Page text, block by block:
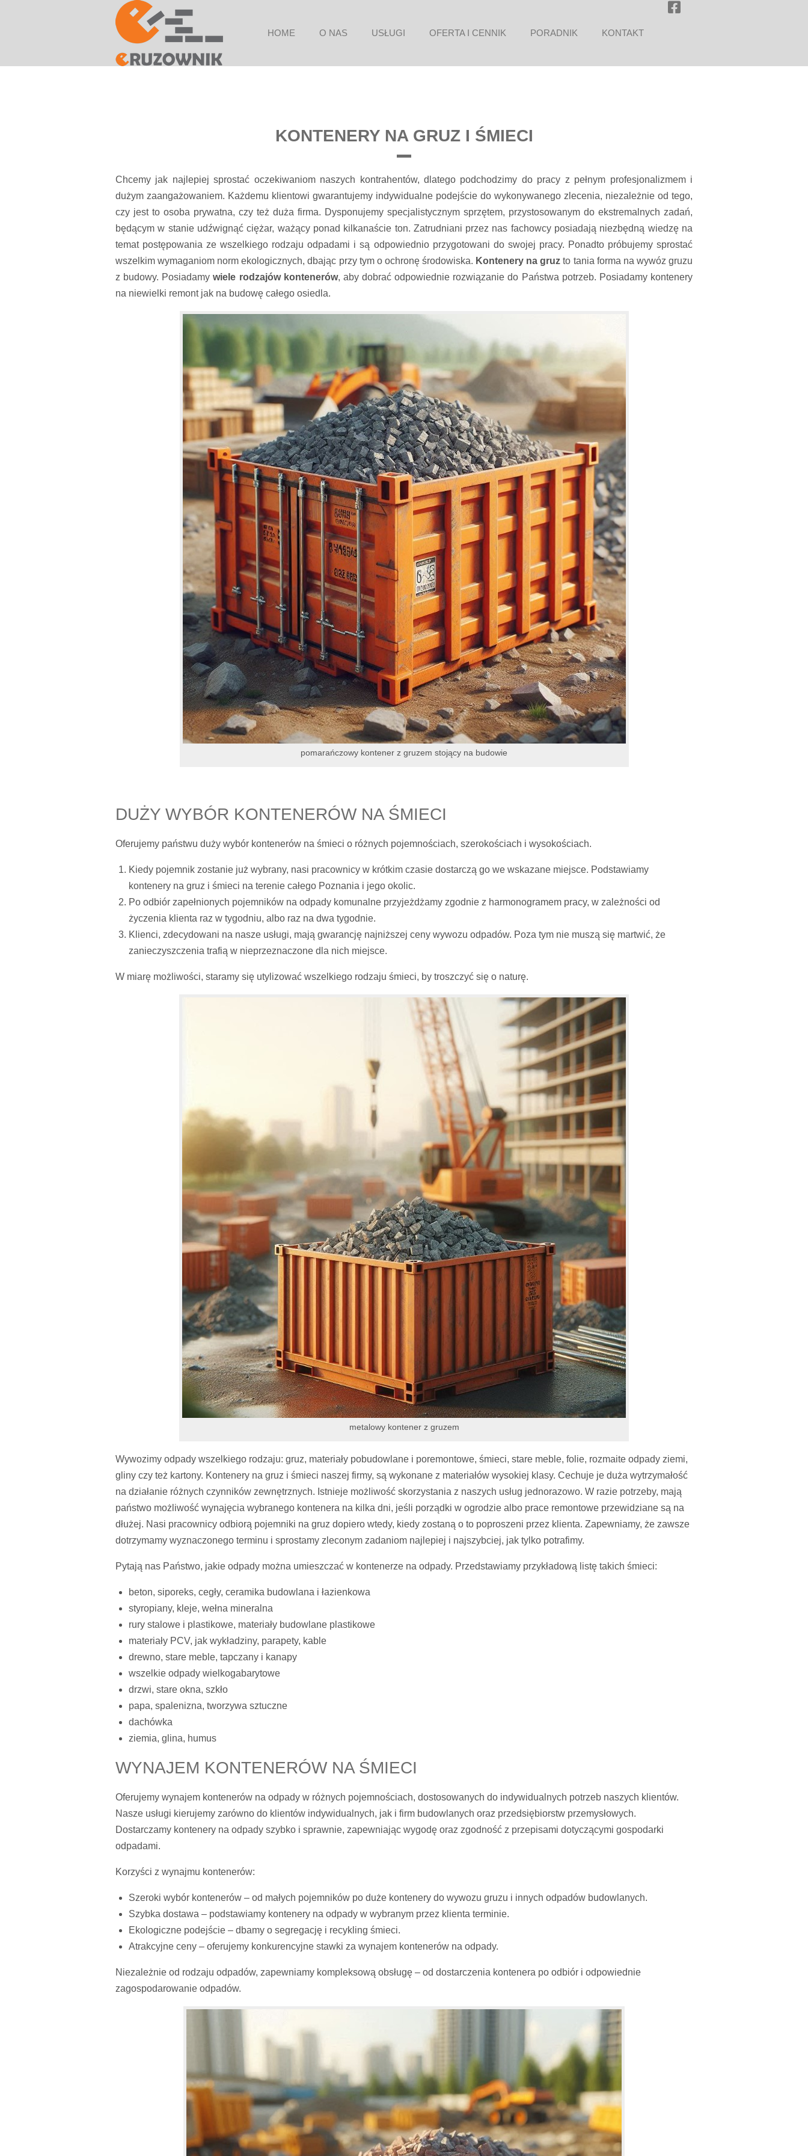
HOME O NAS USŁUGI OFERTA I CENNIK PORADNIK KONTAKT
KONTENERY NA GRUZ I ŚMIECI
Chcemy jak najlepiej sprostać oczekiwaniom naszych kontrahentów, dlatego podchodzimy do pracy z pełnym profesjonalizmem i
dużym zaangażowaniem. Każdemu klientowi gwarantujemy indywidualne podejście do wykonywanego zlecenia, niezależnie od tego,
czy jest to osoba prywatna, czy też duża firma. Dysponujemy specjalistycznym sprzętem, przystosowanym do ekstremalnych zadań,
będącym w stanie udźwignąć ciężar, ważący ponad kilkanaście ton. Zatrudniani przez nas fachowcy posiadają niezbędną wiedzę na
temat postępowania ze wszelkiego rodzaju odpadami i są odpowiednio przygotowani do swojej pracy. Ponadto próbujemy sprostać
wszelkim wymaganiom norm ekologicznych, dbając przy tym o ochronę środowiska. Kontenery na gruz to tania forma na wywóz gruzu
z budowy. Posiadamywiele rodzajów kontenerów, aby dobrać odpowiednie rozwiązanie do Państwa potrzeb. Posiadamy kontenery
na niewielki remont jak na budowę całego osiedla.
pomarańczowy kontener z gruzem stojący na budowie
DUŻY WYBÓR KONTENERÓW NA ŚMIECI
Oferujemy państwu duży wybór kontenerów na śmieci o różnych pojemnościach, szerokościach i wysokościach.
Kiedy pojemnik zostanie już wybrany, nasi pracownicy w krótkim czasie dostarczą go we wskazane miejsce. Podstawiamy
kontenery na gruz i śmieci na terenie całego Poznania i jego okolic.
Po odbiór zapełnionych pojemników na odpady komunalne przyjeżdżamy zgodnie z harmonogramem pracy, w zależności od
życzenia klienta raz w tygodniu, albo raz na dwa tygodnie.
Klienci, zdecydowani na nasze usługi, mają gwarancję najniższej ceny wywozu odpadów. Poza tym nie muszą się martwić, że
zanieczyszczenia trafią w nieprzeznaczone dla nich miejsce.
W miarę możliwości, staramy się utylizować wszelkiego rodzaju śmieci, by troszczyć się o naturę.
metalowy kontener z gruzem
Wywozimy odpady wszelkiego rodzaju: gruz, materiały pobudowlane i poremontowe, śmieci, stare meble, folie, rozmaite odpady ziemi,
gliny czy też kartony. Kontenery na gruz i śmieci naszej firmy, są wykonane z materiałów wysokiej klasy. Cechuje je duża wytrzymałość
na działanie różnych czynników zewnętrznych. Istnieje możliwość skorzystania z naszych usług jednorazowo. W razie potrzeby, mają
państwo możliwość wynajęcia wybranego kontenera na kilka dni, jeśli porządki w ogrodzie albo prace remontowe przewidziane są na
dłużej. Nasi pracownicy odbiorą pojemniki na gruz dopiero wtedy, kiedy zostaną o to poproszeni przez klienta. Zapewniamy, że zawsze
dotrzymamy wyznaczonego terminu i sprostamy zleconym zadaniom najlepiej i najszybciej, jak tylko potrafimy.
Pytają nas Państwo, jakie odpady można umieszczać w kontenerze na odpady. Przedstawiamy przykładową listę takich śmieci:
beton, siporeks, cegły, ceramika budowlana i łazienkowa
styropiany, kleje, wełna mineralna
rury stalowe i plastikowe, materiały budowlane plastikowe
materiały PCV, jak wykładziny, parapety, kable
drewno, stare meble, tapczany i kanapy
wszelkie odpady wielkogabarytowe
drzwi, stare okna, szkło
papa, spalenizna, tworzywa sztuczne
dachówka
ziemia, glina, humus
WYNAJEM KONTENERÓW NA ŚMIECI
Oferujemy wynajem kontenerów na odpady w różnych pojemnościach, dostosowanych do indywidualnych potrzeb naszych klientów.
Nasze usługi kierujemy zarówno do klientów indywidualnych, jak i firm budowlanych oraz przedsiębiorstw przemysłowych.
Dostarczamy kontenery na odpady szybko i sprawnie, zapewniając wygodę oraz zgodność z przepisami dotyczącymi gospodarki
odpadami.
Korzyści z wynajmu kontenerów:
Szeroki wybór kontenerów – od małych pojemników po duże kontenery do wywozu gruzu i innych odpadów budowlanych.
Szybka dostawa – podstawiamy kontenery na odpady w wybranym przez klienta terminie.
Ekologiczne podejście – dbamy o segregację i recykling śmieci.
Atrakcyjne ceny – oferujemy konkurencyjne stawki za wynajem kontenerów na odpady.
Niezależnie od rodzaju odpadów, zapewniamy kompleksową obsługę – od dostarczenia kontenera po odbiór i odpowiednie
zagospodarowanie odpadów.